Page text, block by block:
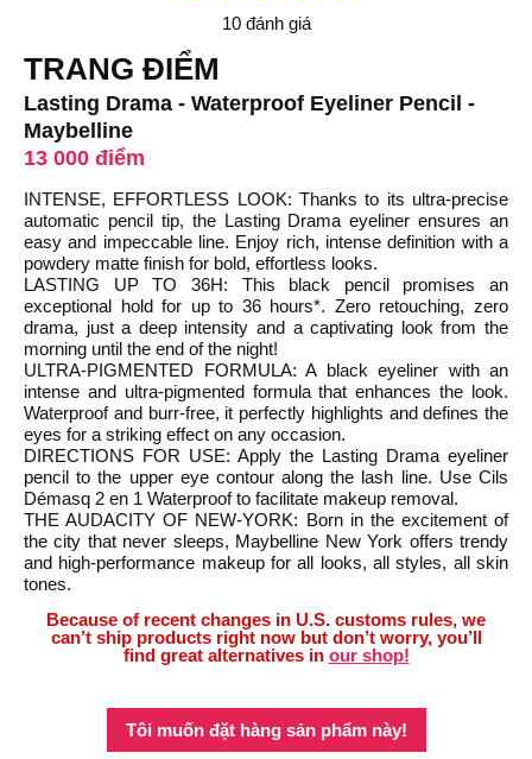
10 đánh giá
TRANG ĐIỂM
Lasting Drama - Waterproof Eyeliner Pencil -
Maybelline
13 000 điểm
INTENSE, EFFORTLESS LOOK: Thanks to its ultra-precise
automatic pencil tip, the Lasting Drama eyeliner ensures an
easy and impeccable line. Enjoy rich, intense definition with a
powdery matte finish for bold, effortless looks.
LASTING UP TO 36H: This black pencil promises an
exceptional hold for up to 36 hours*. Zero retouching, zero
drama, just a deep intensity and a captivating look from the
morning until the end of the night!
ULTRA-PIGMENTED FORMULA: A black eyeliner with an
intense and ultra-pigmented formula that enhances the look.
Waterproof and burr-free, it perfectly highlights and defines the
eyes for a striking effect on any occasion.
DIRECTIONS FOR USE: Apply the Lasting Drama eyeliner
pencil to the upper eye contour along the lash line. Use Cils
Démasq 2 en 1 Waterproof to facilitate makeup removal.
THE AUDACITY OF NEW-YORK: Born in the excitement of
the city that never sleeps, Maybelline New York offers trendy
and high-performance makeup for all looks, all styles, all skin
tones.
Because of recent changes in U.S. customs rules, we
can’t ship products right now but don’t worry, you’ll
find great alternatives in our shop!
Tôi muốn đặt hàng sản phẩm này!